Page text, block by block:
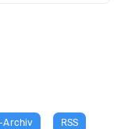
Archiv RSS